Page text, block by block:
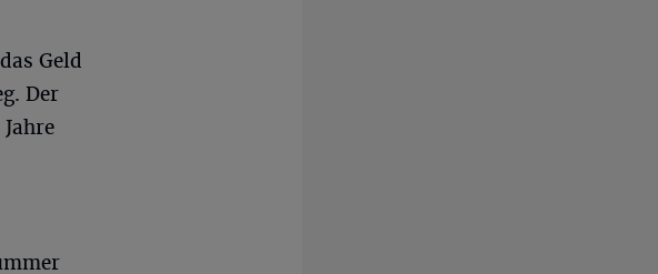
Geld
Der